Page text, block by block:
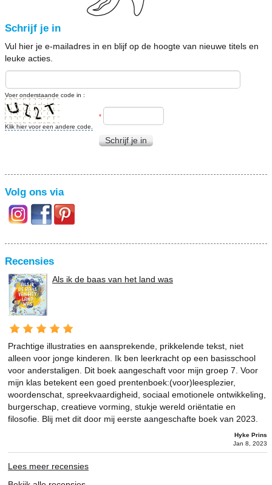
Schrijf je in
Vul hier je e-mailadres in en blijf op de hoogte van nieuwe titels en
leuke acties.
Voer onderstaande code in :
Klik hier voor een andere code.
*
Schrijf je in
Volg ons via
Recensies
Als ik de baas van het land was
Prachtige illustraties en aansprekende, prikkelende tekst, niet
alleen voor jonge kinderen. Ik ben leerkracht op een basisschool
voor anderstaligen. Dit boek aangeschaft voor mijn groep 7. Voor
mijn klas betekent een goed prentenboek:(voor)leesplezier,
woordenschat, spreekvaardigheid, sociaal emotionele ontwikkeling,
burgerschap, creatieve vorming, stukje wereld oriëntatie en
filosofie. Blij met dit door mij eerste aangeschafte boek van 2023.
Hyke Prins
Jan 8, 2023
Lees meer recensies